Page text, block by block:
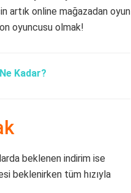
artık online mağazadan oyun
oyuncusu olmak!
Kadar?
beklenen indirim ise
beklenirken tüm hızıyla